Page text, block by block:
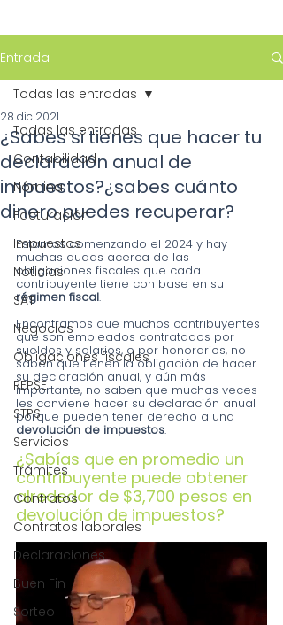
Entrada
Todas las entradas
Contabilidad
Nómina
Facturación
Impuestos
Noticias
SAT
Negocios
Obligaciones fiscales
REPSE
STPS
Servicios
Trámites
Contratos
Contratos laborales
Declaraciones
Buen Fin
Sorteo
Todas las entradas
¿Sabes si tienes que hacer tu
declaración anual de
impuestos?¿sabes cuánto
dinero puedes recuperar?
28 dic 2021
Estamos comenzando el 2024 y hay
muchas dudas acerca de las
obligaciones fiscales que cada
contribuyente tiene con base en su
régimen fiscal.
Encontramos que muchos contribuyentes
que son empleados contratados por
sueldos y salarios, o por honorarios, no
saben que tienen la obligación de hacer
su declaración anual, y aún más
importante, no saben que muchas veces
les conviene hacer su declaración anual
porque pueden tener derecho a una
devolución de impuestos.
¿Sabías que en promedio un
contribuyente puede obtener
alrededor de $3,700 pesos en
devolución de impuestos?